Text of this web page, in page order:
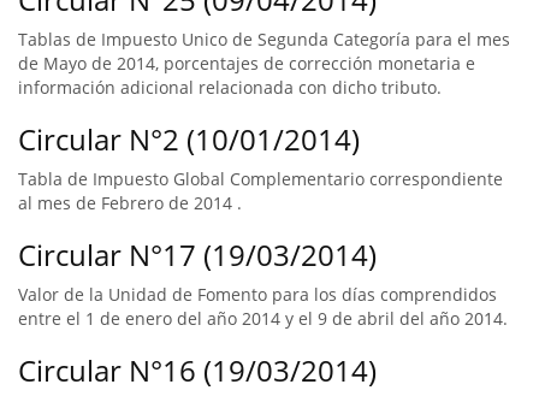
Tablas de Impuesto Unico de Segunda Categoría para el mes
de Mayo de 2014, porcentajes de corrección monetaria e
información adicional relacionada con dicho tributo.
Circular N°2 (10/01/2014)
Tabla de Impuesto Global Complementario correspondiente
al mes de Febrero de 2014 .
Circular N°17 (19/03/2014)
Valor de la Unidad de Fomento para los días comprendidos
entre el 1 de enero del año 2014 y el 9 de abril del año 2014.
Circular N°16 (19/03/2014)